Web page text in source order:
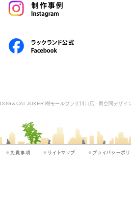
DOG＆CAT JOKER 樹モールプラザ川口店 - 商空間デザ